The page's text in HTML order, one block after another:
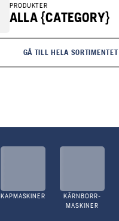
PRODUKTER
ALLA {CATEGORY}
GÅ TILL HELA SORTIMENTET
KAPMASKINER
KÄRNBORR-
MASKINER